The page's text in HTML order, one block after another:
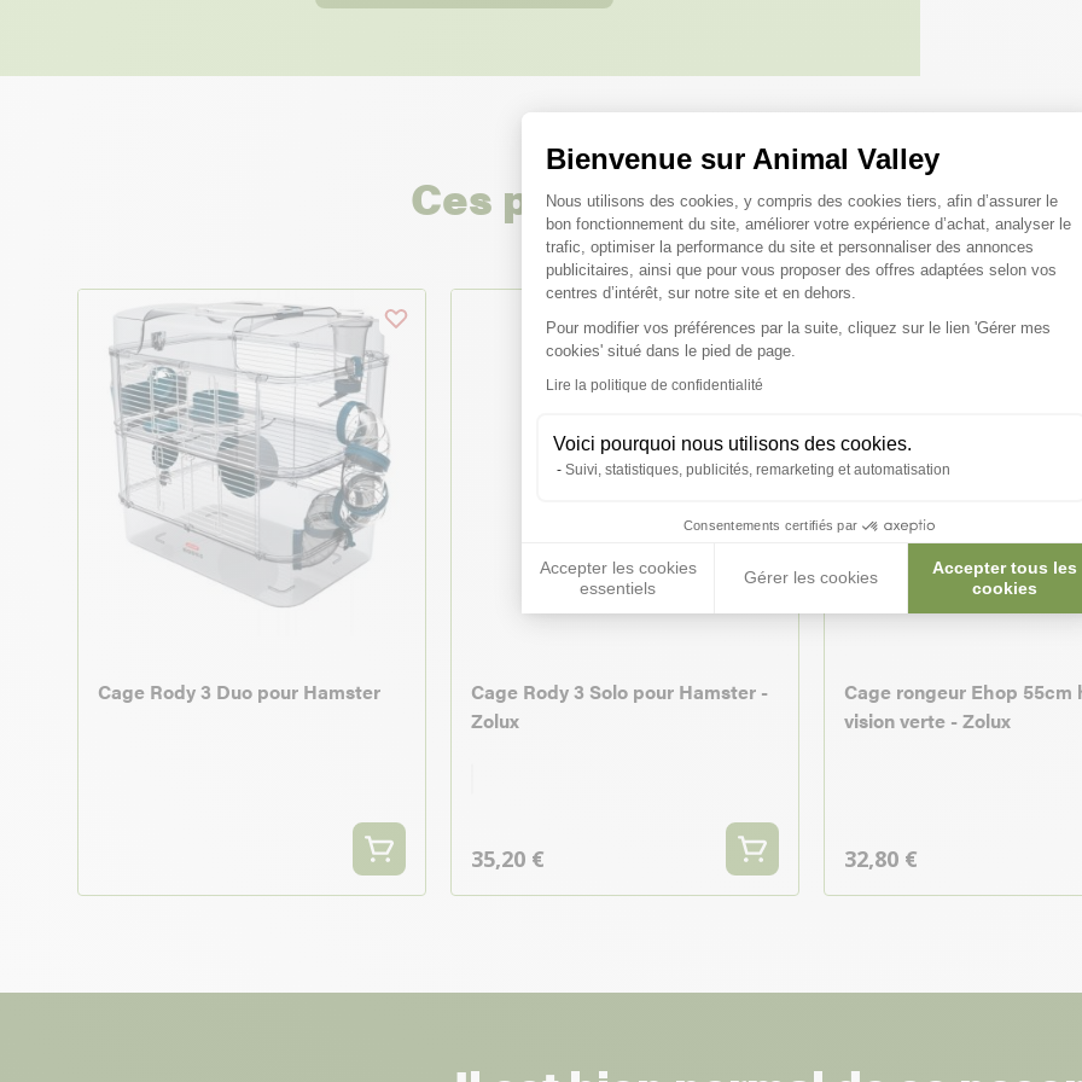
Bienvenue sur Animal Valley
Plateforme de Gestion du
Nous utilisons des cookies, y compris des cookies tiers, afin d’assurer le
bon fonctionnement du site, améliorer votre expérience d’achat, analyser le
trafic, optimiser la performance du site et personnaliser des annonces
publicitaires, ainsi que pour vous proposer des offres adaptées selon vos
centres d’intérêt, sur notre site et en dehors.
Pour modifier vos préférences par la suite, cliquez sur le lien 'Gérer mes
cookies' situé dans le pied de page.
Lire la politique de confidentialité
Voici pourquoi nous utilisons des cookies.
Suivi, statistiques, publicités, remarketing et automatisation
Consentements certifiés par
Accepter les cookies
essentiels
Gérer les cookies
Accepter tous les
cookies
Axeptio consent
Ces produits peuvent vous
Cage Rody 3 Duo pour Hamster
Cage Rody 3 Solo pour Hamster -
Zolux
35,20 €
Cage rongeur Ehop 55cm
vision verte - Zolux
32,80 €